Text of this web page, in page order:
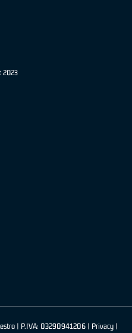
2023
| P.IVA: 03290941206 | Privacy|